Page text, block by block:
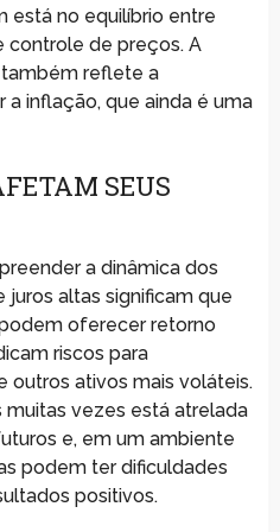
está no equilíbrio entre
de preços. A
reflete a
inflação, que ainda é uma
SEUS
a dinâmica dos
juros altas significam que
oferecer retorno
riscos para
outros ativos mais voláteis.
vezes está atrelada
e, em um ambiente
podem ter dificuldades
positivos.